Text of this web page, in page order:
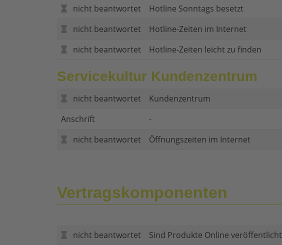
nicht beantwortet
Hotline Sonntags besetzt
nicht beantwortet
Hotline-Zeiten im Internet
nicht beantwortet
Hotline-Zeiten leicht zu finden
Servicekultur Kundenzentrum
nicht beantwortet
Kundenzentrum
Anschrift
-
nicht beantwortet
Öffnungszeiten im Internet
Vertragskomponenten
nicht beantwortet
Sind Produkte Online veröffentlicht